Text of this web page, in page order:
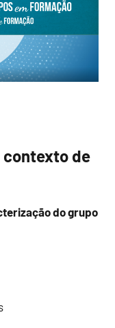
contexto de
do grupo